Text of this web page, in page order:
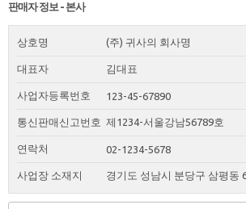
판매자 정보 - 본사
상호명 (주) 귀사의 회사명
대표자 김대표
사업자등록번호 123-45-67890
통신판매신고번호 제1234-서울강남56789호
연락처 02-1234-5678
사업장 소재지 경기도 성남시 분당구 삼평동